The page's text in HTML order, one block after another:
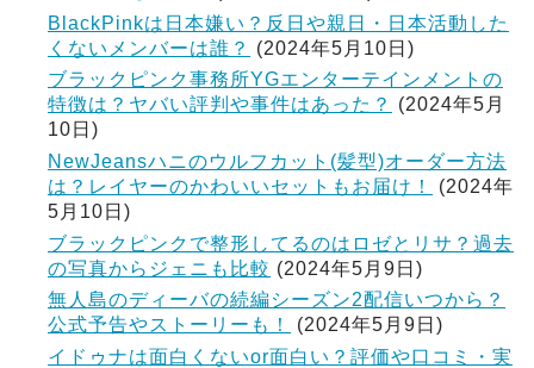
BlackPinkは日本嫌い？反日や親日・日本活動した
くないメンバーは誰？
(2024年5月10日)
ブラックピンク事務所YGエンターテインメントの
特徴は？ヤバい評判や事件はあった？
(2024年5月
10日)
NewJeansハニのウルフカット(髪型)オーダー方法
は？レイヤーのかわいいセットもお届け！
(2024年
5月10日)
ブラックピンクで整形してるのはロゼとリサ？過去
の写真からジェニも比較 (2024年5月9日)
無人島のディーバの続編シーズン2配信いつから？
公式予告やストーリーも！
(2024年5月9日)
イドゥナは面白くないor面白い？評価や口コミ・実